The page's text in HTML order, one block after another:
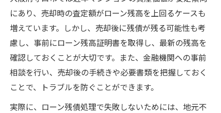
にあり、売却時の査定額がローン残高を上回るケースも
増えています。しかし、売却後に残債が残る可能性も考
慮し、事前にローン残高証明書を取得し、最新の残高を
確認しておくことが大切です。また、金融機関への事前
相談を行い、売却後の手続きや必要書類を把握しておく
ことで、トラブルを防ぐことができます。
実際に、ローン残債処理で失敗しないためには、地元不